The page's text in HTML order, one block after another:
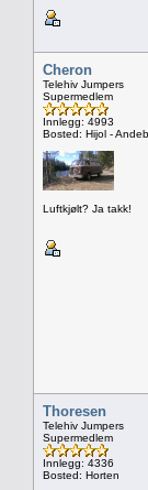
Cheron
Telehiv Jumpers
Supermedlem
Innlegg: 4993
Bosted: Hijol -
Luftkjølt? Ja takk!
Thoresen
Telehiv Jumpers
Supermedlem
Innlegg: 4336
Bosted: Horten